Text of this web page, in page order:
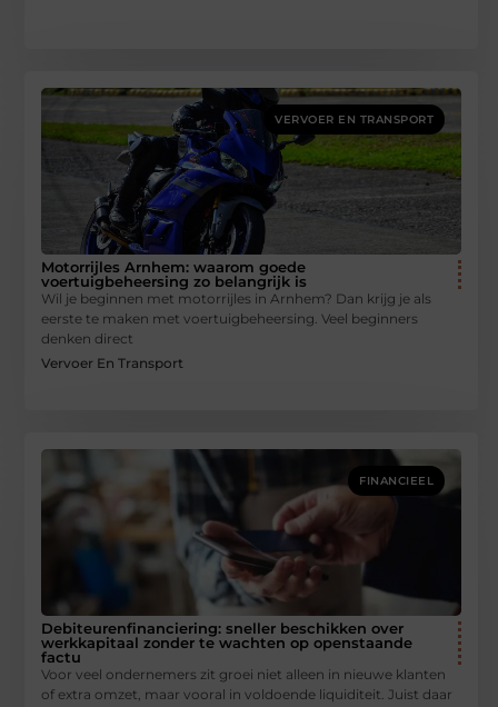
VERVOER EN TRANSPORT
Motorrijles Arnhem: waarom goede
voertuigbeheersing zo belangrijk is
Wil je beginnen met motorrijles in Arnhem? Dan krijg je als
eerste te maken met voertuigbeheersing. Veel beginners
denken direct
Vervoer En Transport
FINANCIEEL
Debiteurenfinanciering: sneller beschikken over
werkkapitaal zonder te wachten op openstaande
factu
Voor veel ondernemers zit groei niet alleen in nieuwe klanten
of extra omzet, maar vooral in voldoende liquiditeit. Juist daar